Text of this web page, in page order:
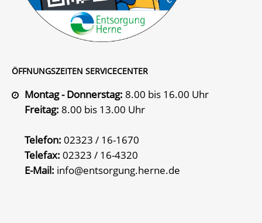
ÖFFNUNGSZEITEN SERVICECENTER
Montag - Donnerstag: 8.00 bis 16.00 Uhr
Freitag: 8.00 bis 13.00 Uhr
Telefon: 02323 / 16-1670
Telefax: 02323 / 16-4320
E-Mail: info@entsorgung.herne.de